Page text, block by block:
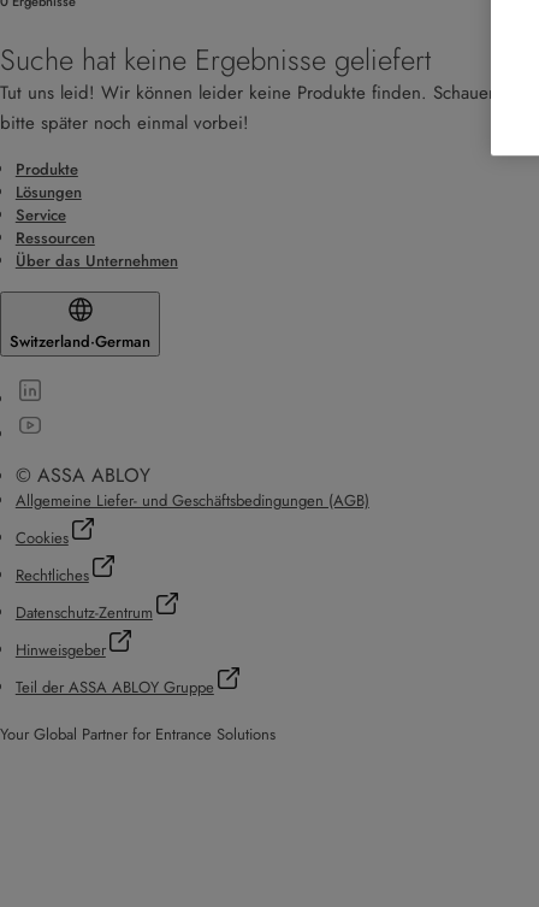
Suche hat keine Ergebnisse geliefert
Tut uns leid! Wir können leider keine Produkte finden. Schauen Sie
bitte später noch einmal vorbei!
Produkte
Lösungen
Service
Ressourcen
Über das Unternehmen
Switzerland·German
© ASSA ABLOY
Allgemeine Liefer- und Geschäftsbedingungen (AGB)
Cookies
Rechtliches
Datenschutz-Zentrum
Hinweisgeber
Teil der ASSA ABLOY Gruppe
Your Global Partner for Entrance Solutions